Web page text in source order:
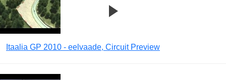
Itaalia GP 2010 - eelvaade, Circuit Preview